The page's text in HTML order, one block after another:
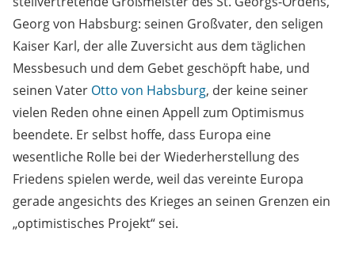
Georg von Habsburg: seinen Großvater, den seligen
Kaiser Karl, der alle Zuversicht aus dem täglichen
Messbesuch und dem Gebet geschöpft habe, und
seinen Vater Otto von Habsburg, der keine seiner
vielen Reden ohne einen Appell zum Optimismus
beendete. Er selbst hoffe, dass Europa eine
wesentliche Rolle bei der Wiederherstellung des
Friedens spielen werde, weil das vereinte Europa
gerade angesichts des Krieges an seinen Grenzen ein
„optimistisches Projekt“ sei.